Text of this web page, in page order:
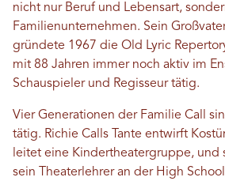
nicht nur Beruf und Lebensart,
Familienunternehmen. Sein
gründete 1967 die Old Lyric
mit 88 Jahren immer noch aktiv im
Schauspieler und Regisseur tätig.
Vier Generationen der Familie Call
tätig. Richie Calls Tante entwirft
leitet eine Kindertheatergruppe, und
sein Theaterlehrer an der High